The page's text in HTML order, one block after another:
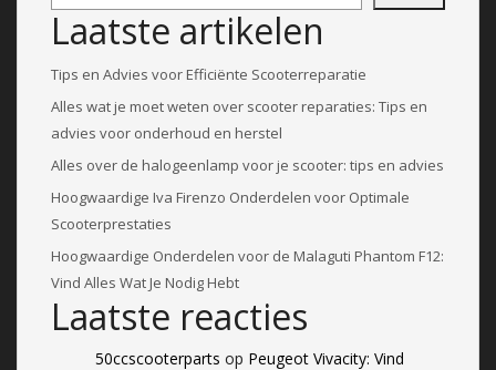
Laatste artikelen
Tips en Advies voor Efficiënte Scooterreparatie
Alles wat je moet weten over scooter reparaties: Tips en
advies voor onderhoud en herstel
Alles over de halogeenlamp voor je scooter: tips en advies
Hoogwaardige Iva Firenzo Onderdelen voor Optimale
Scooterprestaties
Hoogwaardige Onderdelen voor de Malaguti Phantom F12:
Vind Alles Wat Je Nodig Hebt
Laatste reacties
50ccscooterparts op Peugeot Vivacity: Vind